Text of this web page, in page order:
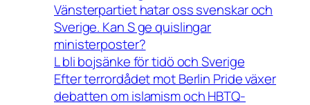
Vänsterpartiet hatar oss svenskar och
Sverige. Kan S ge quislingar
ministerposter?
L bli bojsänke för tidö och Sverige
Efter terrordådet mot Berlin Pride växer
debatten om islamism och HBTQ-